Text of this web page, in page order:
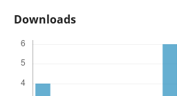
Downloads